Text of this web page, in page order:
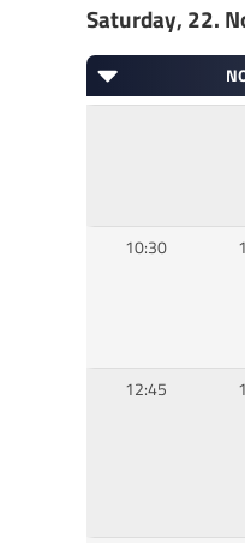
Saturday, 22.
10:30
12:45